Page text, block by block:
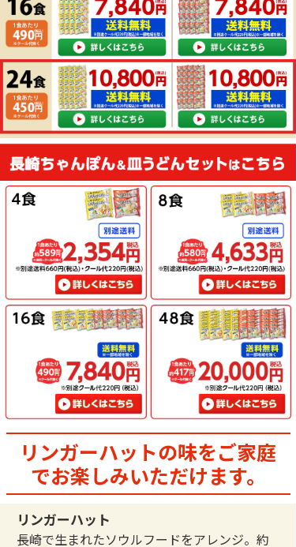
リンガーハットの味をご家庭
でお楽しみいただけます。
リンガーハット
長崎で生まれたソウルフードをアレンジ。約